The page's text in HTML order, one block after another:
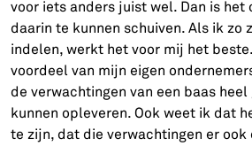
voor iets anders juist wel. Dan is het
daarin te kunnen schuiven. Als ik zo
indelen, werkt het voor mij het
voordeel van mijn eigen
de verwachtingen van een baas
kunnen opleveren. Ook weet ik dat
te zijn, dat die verwachtingen er